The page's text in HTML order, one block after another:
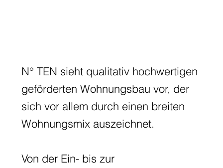
N° TEN sieht qualitativ hochwertigen
geförderten Wohnungsbau vor, der
sich vor allem durch einen breiten
Wohnungsmix auszeichnet.
Von der Ein- bis zur